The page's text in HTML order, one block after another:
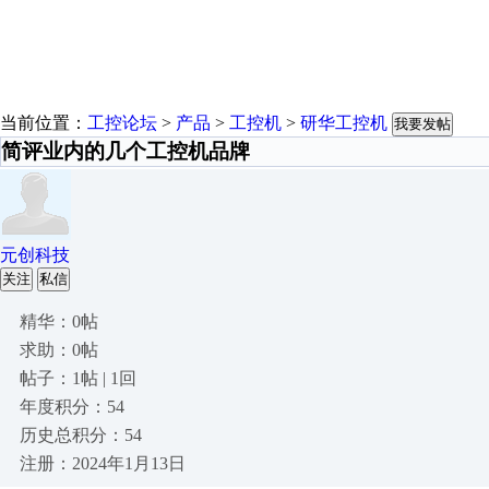
当前位置： 工控论坛 > 产品 > 工控机 > 研华工控机 我要发帖
简评业内的几个工控机品牌
元创科技
关注 私信
精华：0帖
求助：0帖
帖子：1帖 | 1回
年度积分：54
历史总积分：54
注册：2024年1月13日